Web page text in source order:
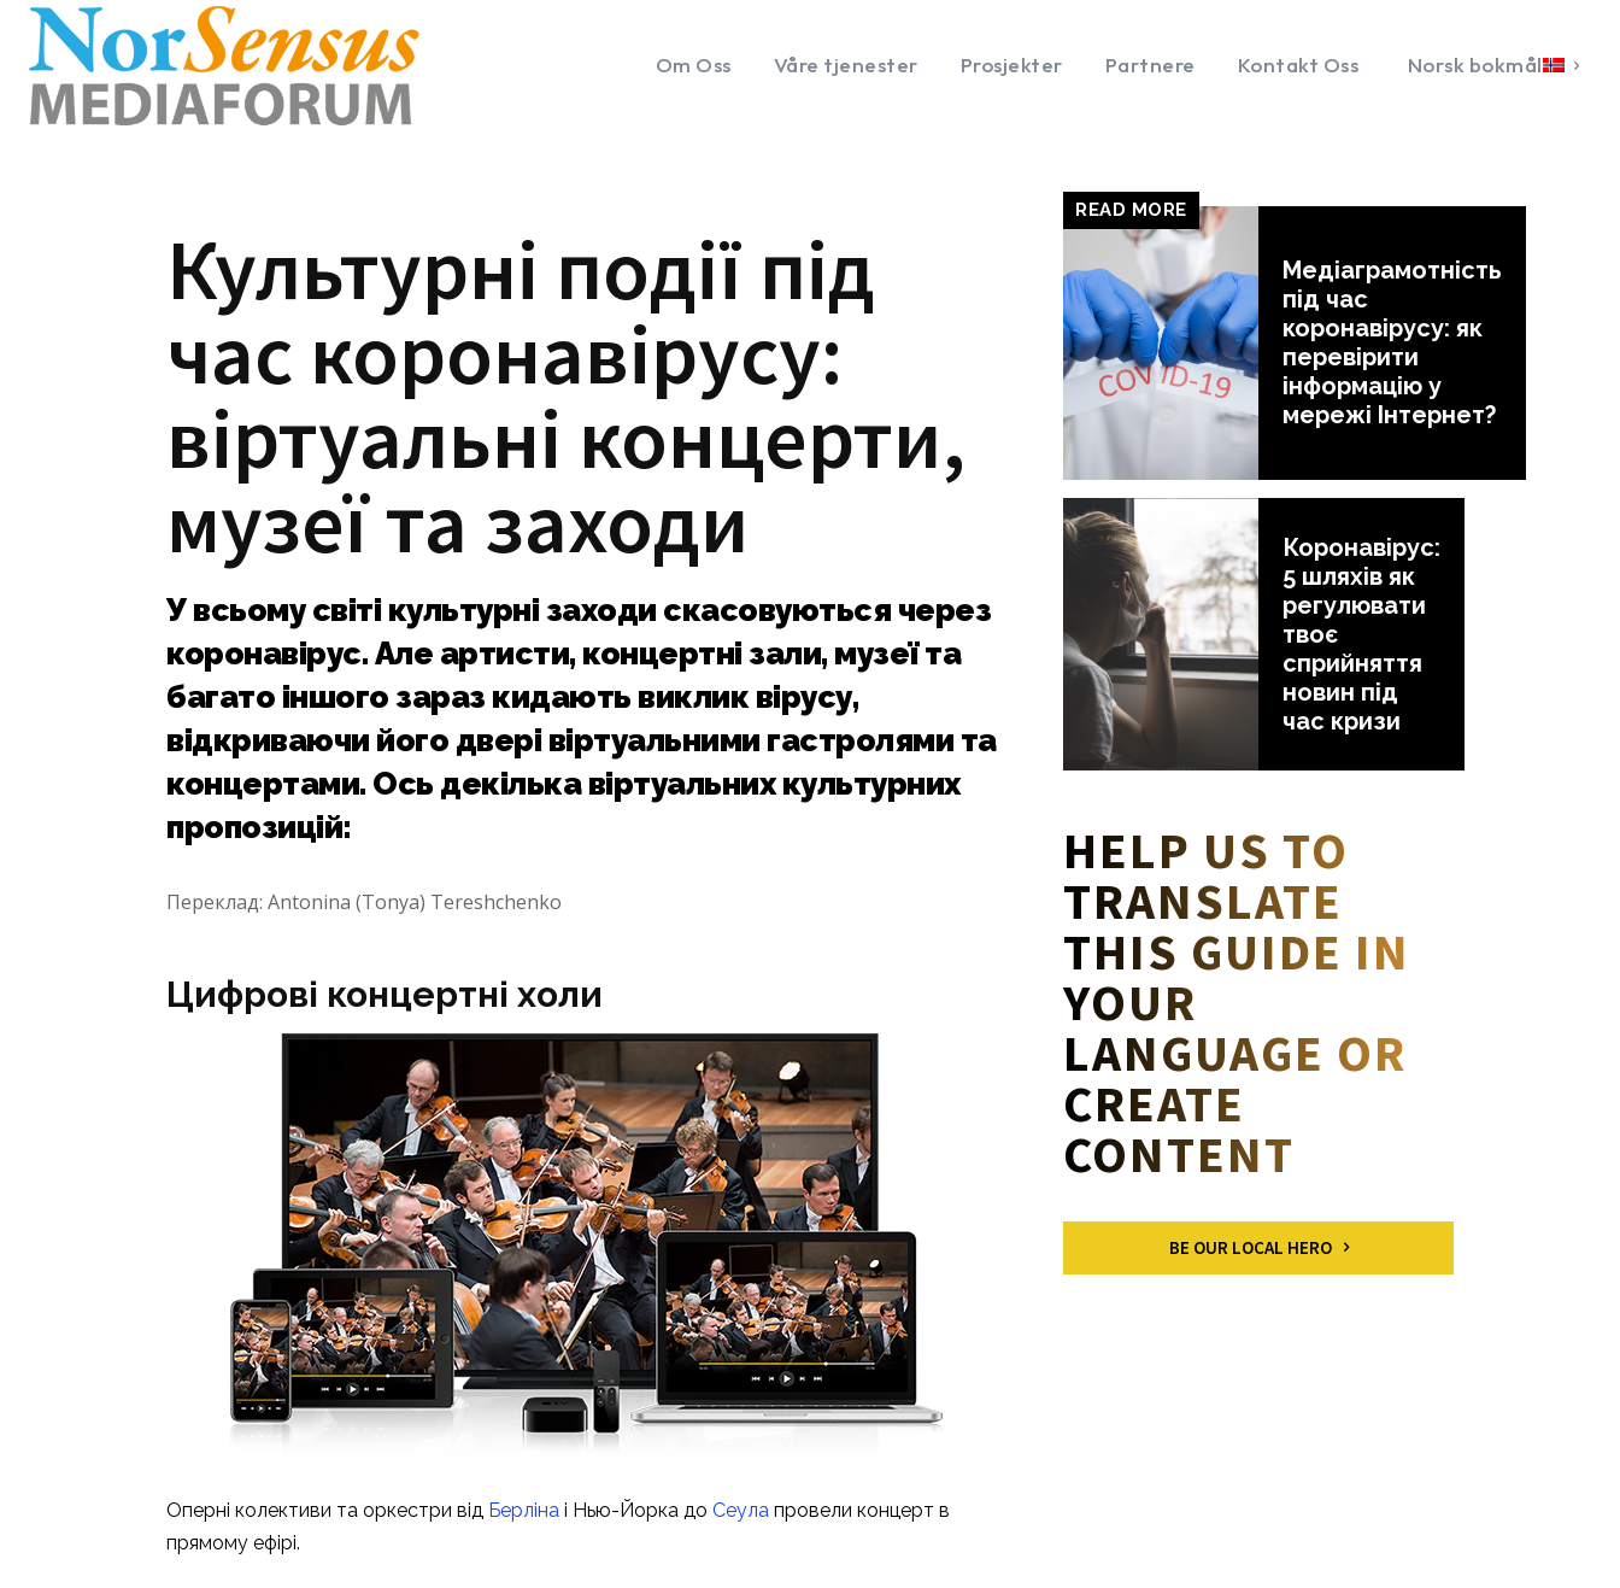
Om Oss Våre tjenester Prosjekter Partnere Kontakt Oss Norsk bokmål
Культурні події під
час коронавірусу:
віртуальні концерти,
музеї та заходи
У всьому світі культурні заходи скасовуються через
коронавірус. Але артисти, концертні зали, музеї та
багато іншого зараз кидають виклик вірусу,
відкриваючи його двері віртуальними гастролями та
концертами. Ось декілька віртуальних культурних
пропозицій:
Переклад: Antonina (Tonya) Tereshchenko
Цифрові концертні холи
Оперні колективи та оркестри від Берліна і Нью-Йорка до Сеула провели концерт в
прямому ефірі.
READ MORE
Медіаграмотність
під час
коронавірусу: як
перевірити
інформацію у
мережі Інтернет?
Коронавірус:
5 шляхів як
регулювати
твоє
сприйняття
новин під
час кризи
HELP US TO
TRANSLATE
THIS GUIDE IN
YOUR
LANGUAGE OR
CREATE
CONTENT
BE OUR LOCAL HERO